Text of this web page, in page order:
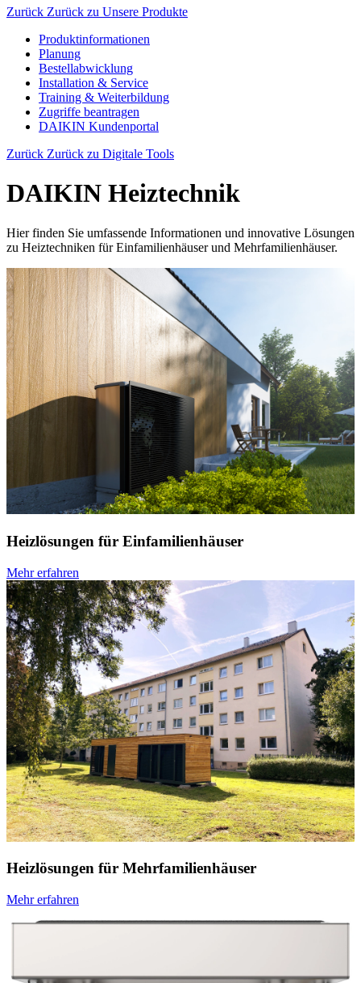
Zurück Zurück zu Unsere Produkte
Produktinformationen
Planung
Bestellabwicklung
Installation & Service
Training & Weiterbildung
Zugriffe beantragen
DAIKIN Kundenportal
Zurück Zurück zu Digitale Tools
DAIKIN Heiztechnik
Hier finden Sie umfassende Informationen und innovative Lösungen
zu Heiztechniken für Einfamilienhäuser und Mehrfamilienhäuser.
Heizlösungen für Einfamilienhäuser
Mehr erfahren
Heizlösungen für Mehrfamilienhäuser
Mehr erfahren